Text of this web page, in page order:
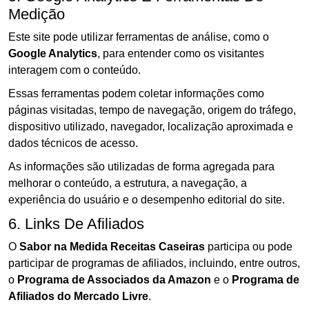
Medição
Este site pode utilizar ferramentas de análise, como o
Google Analytics, para entender como os visitantes
interagem com o conteúdo.
Essas ferramentas podem coletar informações como
páginas visitadas, tempo de navegação, origem do tráfego,
dispositivo utilizado, navegador, localização aproximada e
dados técnicos de acesso.
As informações são utilizadas de forma agregada para
melhorar o conteúdo, a estrutura, a navegação, a
experiência do usuário e o desempenho editorial do site.
6. Links De Afiliados
O Sabor na Medida Receitas Caseiras participa ou pode
participar de programas de afiliados, incluindo, entre outros,
o Programa de Associados da Amazon e o Programa de
Afiliados do Mercado Livre.